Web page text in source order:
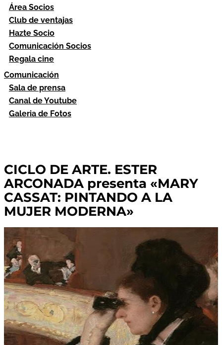
Área Socios
Club de ventajas
Hazte Socio
Comunicación Socios
Regala cine
Comunicación
Sala de prensa
Canal de Youtube
Galeria de Fotos
CICLO DE ARTE. ESTER
ARCONADA presenta «MARY
CASSAT: PINTANDO A LA
MUJER MODERNA»